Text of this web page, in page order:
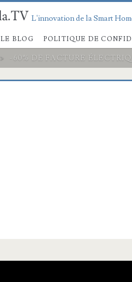
L'innovation de la Smart
LE BLOG POLITIQUE DE
> -60% DE FACTURE